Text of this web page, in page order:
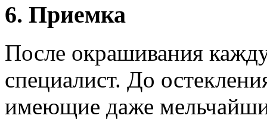
6. Приемка
После окрашивания
специалист. До
имеющие даже